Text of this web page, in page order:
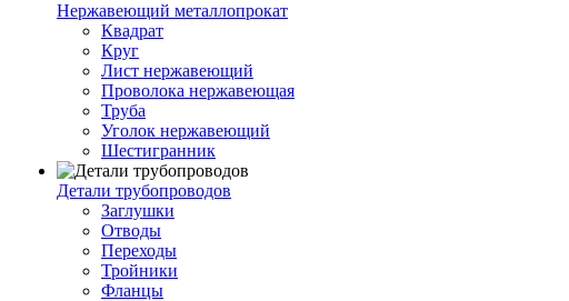
Нержавеющий металлопрокат
Квадрат
Круг
Лист нержавеющий
Проволока нержавеющая
Труба
Уголок нержавеющий
Шестигранник
Детали трубопроводов
Заглушки
Отводы
Переходы
Тройники
Фланцы